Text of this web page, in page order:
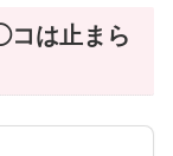
コは止まら